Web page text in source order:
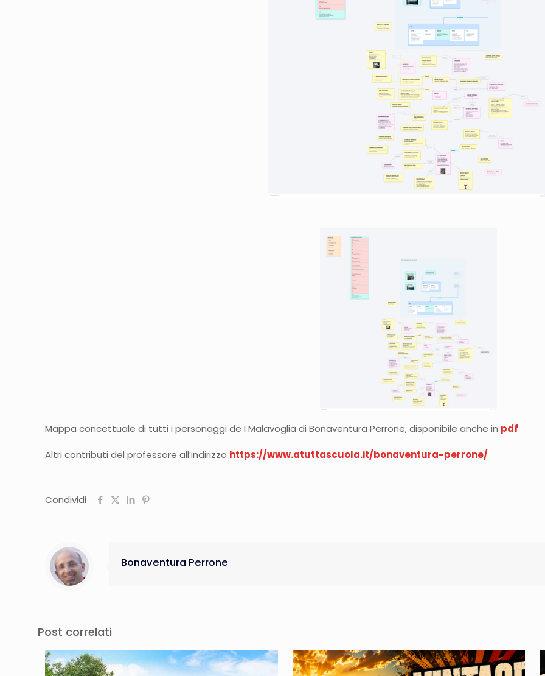
Mappa concettuale di tutti i personaggi de I Malavoglia di Bonaventura Perrone, disponibile anche in pdf
Altri contributi del professore all’indirizzo https://www.atuttascuola.it/bonaventura-perrone/
Condividi
Bonaventura Perrone
Post correlati